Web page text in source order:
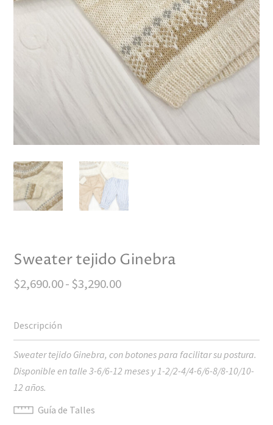
Sweater tejido Ginebra
$2,690.00-$3,290.00Rango
$2,690.00
hasta
Sweater tejido Ginebra, con botones para facilitar su postura.
Disponible en talle 3-6/6-12 meses y 1-2/2-4/4-6/6-8/8-10/10-
12 años.
Guía de Talles